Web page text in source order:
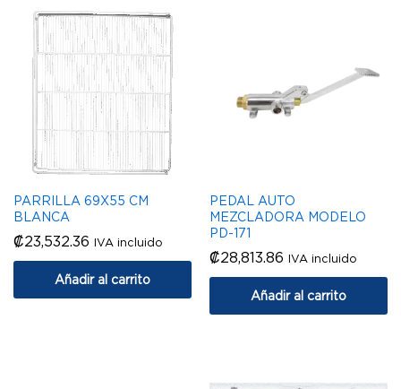
PARRILLA 69X55 CM
BLANCA
₡23,532.36 IVA incluido
Añadir al carrito
PEDAL AUTO
MEZCLADORA MODELO
PD-171
₡28,813.86 IVA incluido
Añadir al carrito